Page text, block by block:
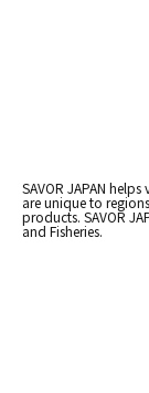
SAVOR JAPAN
are unique to
products. SAVOR
and Fisheries.